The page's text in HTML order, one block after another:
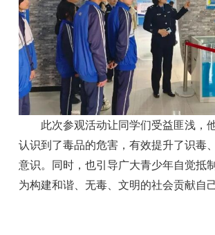
此次参观活动让同学们受益匪浅，
认识到了毒品的危害，有效提升了识毒
意识。同时，也引导广大青少年自觉抵
为构建和谐、无毒、文明的社会贡献自